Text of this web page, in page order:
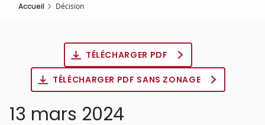
Accueil Décision
TÉLÉCHARGER PDF
TÉLÉCHARGER PDF SANS ZONAGE
13 mars 2024